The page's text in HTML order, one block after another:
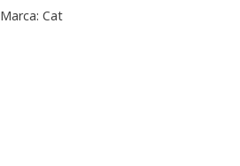
Marca: Cat